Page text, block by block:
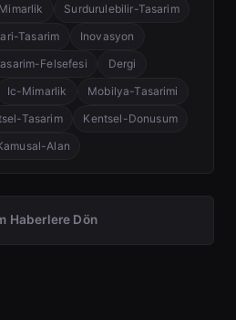
Mimarlik
Surdurulebilir-Tasarim
Tasarim
Inovasyon
Felsefesi
Dergi
Ic-Mimarlik
Mobilya-Tasarimi
Tasarim
Kentsel-Donusum
Alan
Haberlere Dön